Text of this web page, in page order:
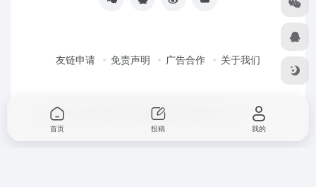
友链申请 免责声明 广告合作 关于我们
Copyright © 2026 外贸货代基地粤ICP备2023157751号
首页 投稿 我的